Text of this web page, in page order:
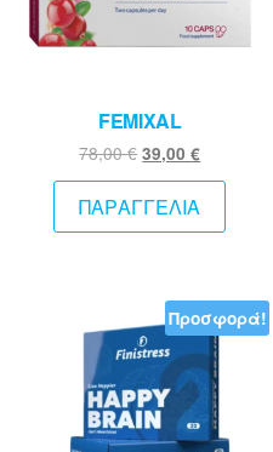
FEMIXAL
78,00€Original
price
was:
78,00 €.
39,00€Η
τρέχουσα
είναι:
ΠΑΡΑΓΓΕΛΙΑ
Προσφορά!